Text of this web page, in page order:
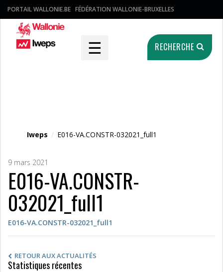
PORTAIL WALLONIE.BE FÉDÉRATION WALLONIE-BRUXELLES
☰ RECHERCHE
Iweps / E016-VA.CONSTR-032021_full1
9 mars 2021
E016-VA.CONSTR-
032021_full1
E016-VA.CONSTR-032021_full1
RETOUR AUX ACTUALITÉS
Statistiques récentes